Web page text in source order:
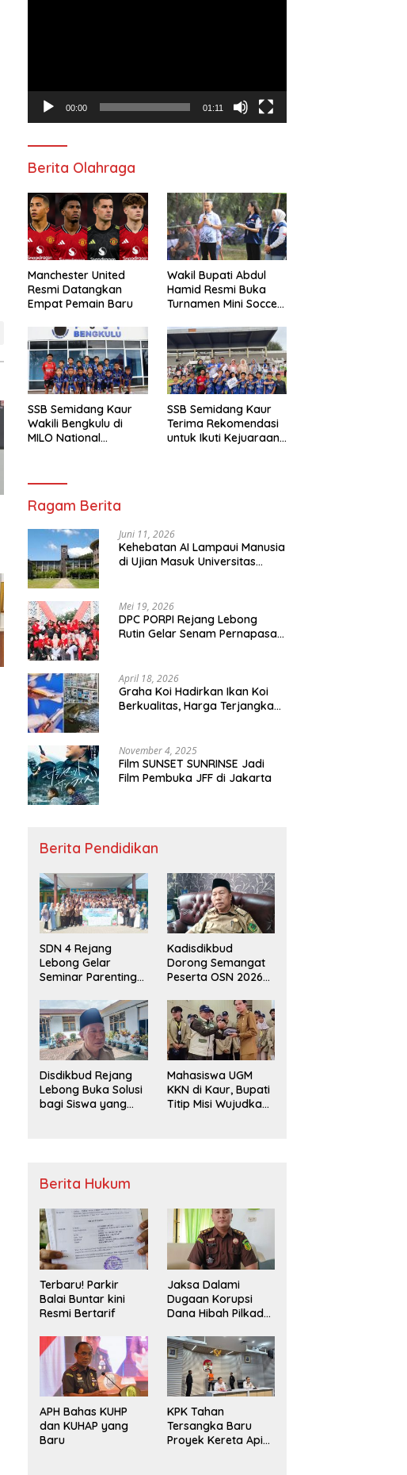
00:00 01:11
Berita Olahraga
Manchester United
Resmi Datangkan
Empat Pemain Baru
Wakil Bupati Abdul
Hamid Resmi Buka
Turnamen Mini Soccer
SSB Semidang Kaur
Wakili Bengkulu di
MILO National
SSB Semidang Kaur
Terima Rekomendasi
untuk Ikuti Kejuaraan
Ragam Berita
Juni 11, 2026
Kehebatan AI Lampaui Manusia
di Ujian Masuk Universitas
Mei 19, 2026
DPC PORPI Rejang Lebong
Rutin Gelar Senam Pernapasan
April 18, 2026
Graha Koi Hadirkan Ikan Koi
Berkualitas, Harga Terjangkau
November 4, 2025
Film SUNSET SUNRINSE Jadi
Film Pembuka JFF di Jakarta
Berita Pendidikan
SDN 4 Rejang
Lebong Gelar
Seminar Parenting
Bullying,
Kadisdikbud: Patut
Jadi Contoh
Kadisdikbud
Dorong Semangat
Peserta OSN 2026
Disdikbud Rejang
Lebong Buka Solusi
bagi Siswa yang
Mahasiswa UGM
KKN di Kaur, Bupati
Titip Misi Wujudkan
Berita Hukum
Terbaru! Parkir
Balai Buntar kini
Resmi Bertarif
Jaksa Dalami
Dugaan Korupsi
Dana Hibah Pilkada
Kaur
APH Bahas KUHP
dan KUHAP yang
Baru
KPK Tahan
Tersangka Baru
Proyek Kereta Api